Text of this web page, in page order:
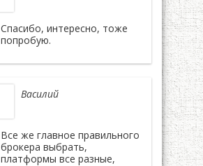
Спасибо, интересно, тоже
попробую.
Василий
Все же главное правильного
брокера выбрать,
платформы все разные,